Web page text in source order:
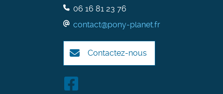
06 16 81 23 76
contact@pony-planet.fr
Contactez-nous